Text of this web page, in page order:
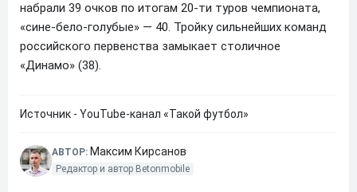
набрали 39 очков по итогам 20-ти туров чемпионата,
«сине-бело-голубые» — 40. Тройку сильнейших команд
российского первенства замыкает столичное
«Динамо» (38).
Источник - YouTube-канал «Такой футбол»
АВТОР: Максим Кирсанов
Редактор и автор Betonmobile